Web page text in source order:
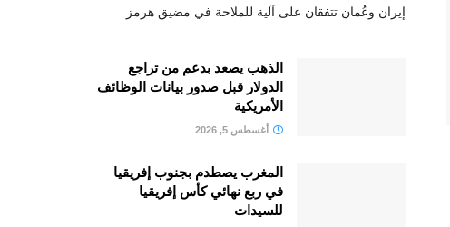
إيران وعُمان تتفقان على آلية للملاحة في مضيق هرمز
الذهب يصعد بدعم من تراجع
الدولار قبل صدور بيانات الوظائف
الأمريكية
أغسطس 5, 2026
المغرب يصطدم بجنوب إفريقيا
في ربع نهائي كأس إفريقيا
للسيدات